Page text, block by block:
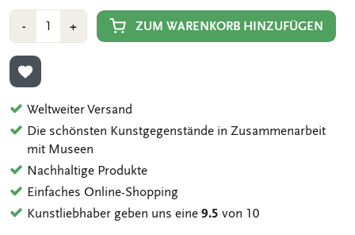
-Min
1
Anzahl
+Plus
1
ZUM WARENKORB HINZUFÜGEN
ZUR WUNSCHLISTE HINZUFÜGEN
Weltweiter Versand
Die schönsten Kunstgegenstände in Zusammenarbeit
mit Museen
Nachhaltige Produkte
Einfaches Online-Shopping
Kunstliebhaber geben uns eine9.5 von 10